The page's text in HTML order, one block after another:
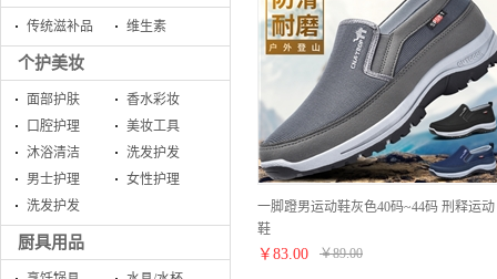
传统滋补品 维生素
个护美妆
面部护肤
香水彩妆
口腔护理
美妆工具
沐浴清洁
洗发护发
男士护理
女性护理
洗发护发
厨具用品
一脚蹬男运动鞋灰色40码~44码 刑释运动
鞋
￥ 83.00 ￥89.00